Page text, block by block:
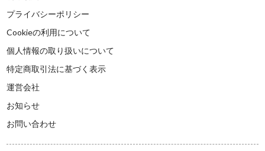
プライバシーポリシー
Cookieの利用について
個人情報の取り扱いについて
特定商取引法に基づく表示
運営会社
お知らせ
お問い合わせ